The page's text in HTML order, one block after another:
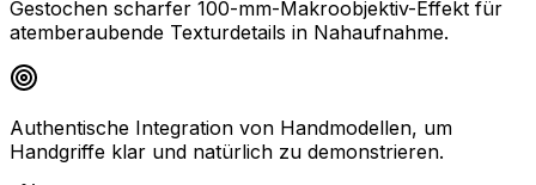
Gestochen scharfer 100-mm-Makroobjektiv-Effekt für
atemberaubende Texturdetails in Nahaufnahme.
Authentische Integration von Handmodellen, um
Handgriffe klar und natürlich zu demonstrieren.